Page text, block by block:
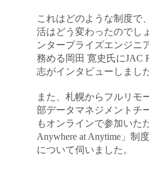
これはどのような制度で
活はどう変わったのでし
ンタープライズエンジニ
務める岡田 寛史氏にJAC
志がインタビューしました
また、札幌からフルリモ
部データマネジメントチ
もオンラインで参加いた
Anywhere at Anytime」制
について伺いました。